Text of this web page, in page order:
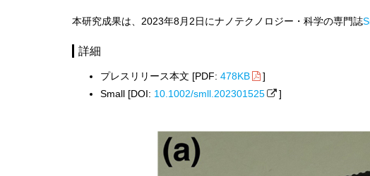
本研究成果は、2023年8月2日にナノテクノロジー・科学の専門誌
詳細
プレスリリース本文 [PDF: 478KB
]
Small [DOI: 10.1002/smll.202301525 ]